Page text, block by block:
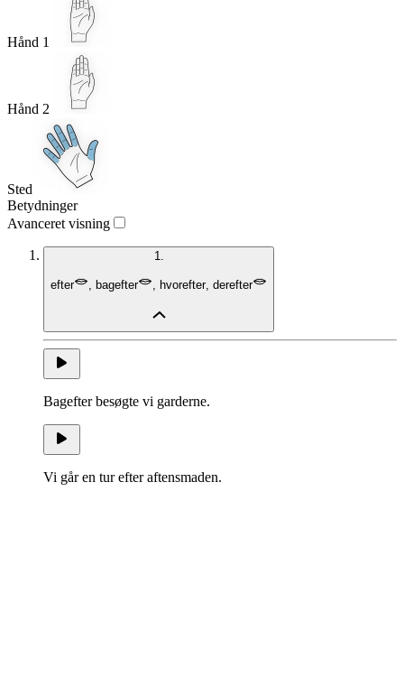
Hånd 1
Hånd 2
Sted
Betydninger
Avanceret visning
1.
efter , bagefter , hvorefter, derefter
Bagefter besøgte vi garderne.
Vi går en tur efter aftensmaden.